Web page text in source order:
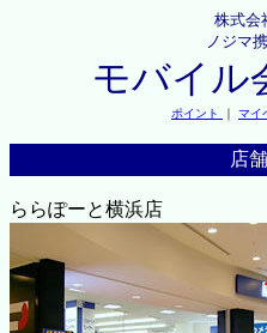
株式会
ノジマ
モバイル
ポイント ｜ マイ
店
ららぽーと横浜店